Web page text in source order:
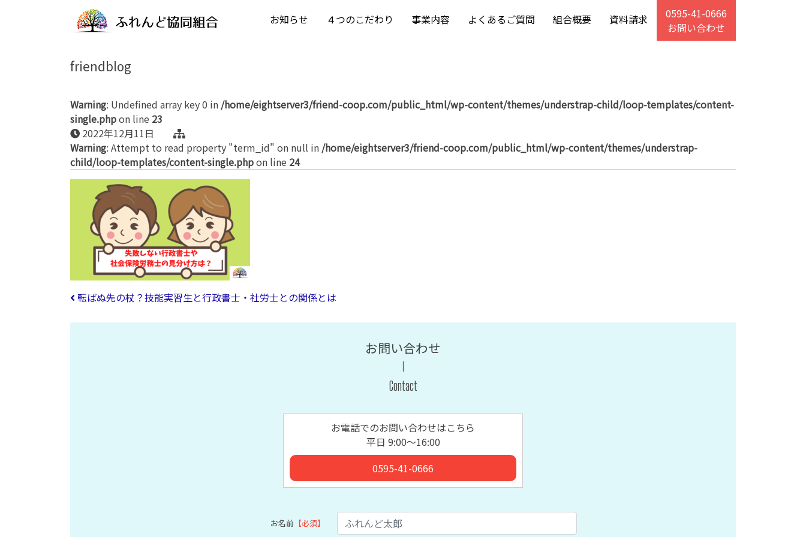
お知らせ ４つのこだわり 事業内容 よくあるご質問 組合概要 資料請求
0595-41-0666
お問い合わせ
friendblog
Warning: Undefined array key 0 in /home/eightserver3/friend-coop.com/public_html/wp-content/themes/understrap-child/loop-templates/content-
single.phpon line 23
2022年12月11日
Warning: Attempt to read property "term_id" on null in /home/eightserver3/friend-coop.com/public_html/wp-content/themes/understrap-
child/loop-templates/content-single.phpon line 24
投稿ナビゲーション
転ばぬ先の杖？技能実習生と行政書士・社労士との関係とは
お問い合わせ
Contact
お電話でのお問い合わせはこちら
平日 9:00〜16:00
0595-41-0666
お名前 【必須】